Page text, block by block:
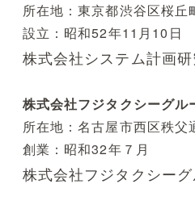
所在地：東京都渋谷区桜丘
設立：昭和52年11月10日
株式会社システム計画
株式会社フジタクシーグル
所在地：名古屋市西区秩父
創業：昭和32年７月
株式会社フジタクシー